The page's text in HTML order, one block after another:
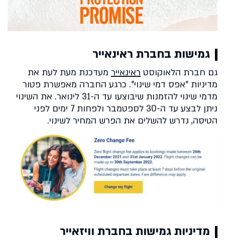
גמישות בחברת ראינאייר
גם חברת הלאוקוסט ראינאייר מעדכנת מעת לעת את
מדיניות "אפס דמי שינוי". כרגע החברה מאפשרת פטור
מדמי שינוי להזמנות שיבוצעו עד ה-31 לינואר. את השינוי
ניתן לבצע עד ה-30 לספטמבר ולפחות 7 ימים לפני
הטיסה, נדרש להשלים את הפרש המחיר לשינוי.
מדיניות גמישות בחברת וויזאייר